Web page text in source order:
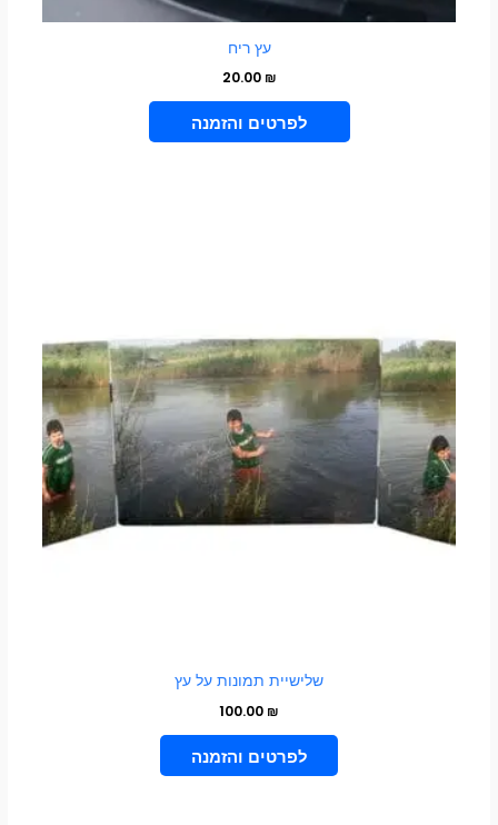
עץ ריח
20.00 ₪
VIEW PRODUCT
שלישיית תמונות על עץ
100.00 ₪
הוספה לסל